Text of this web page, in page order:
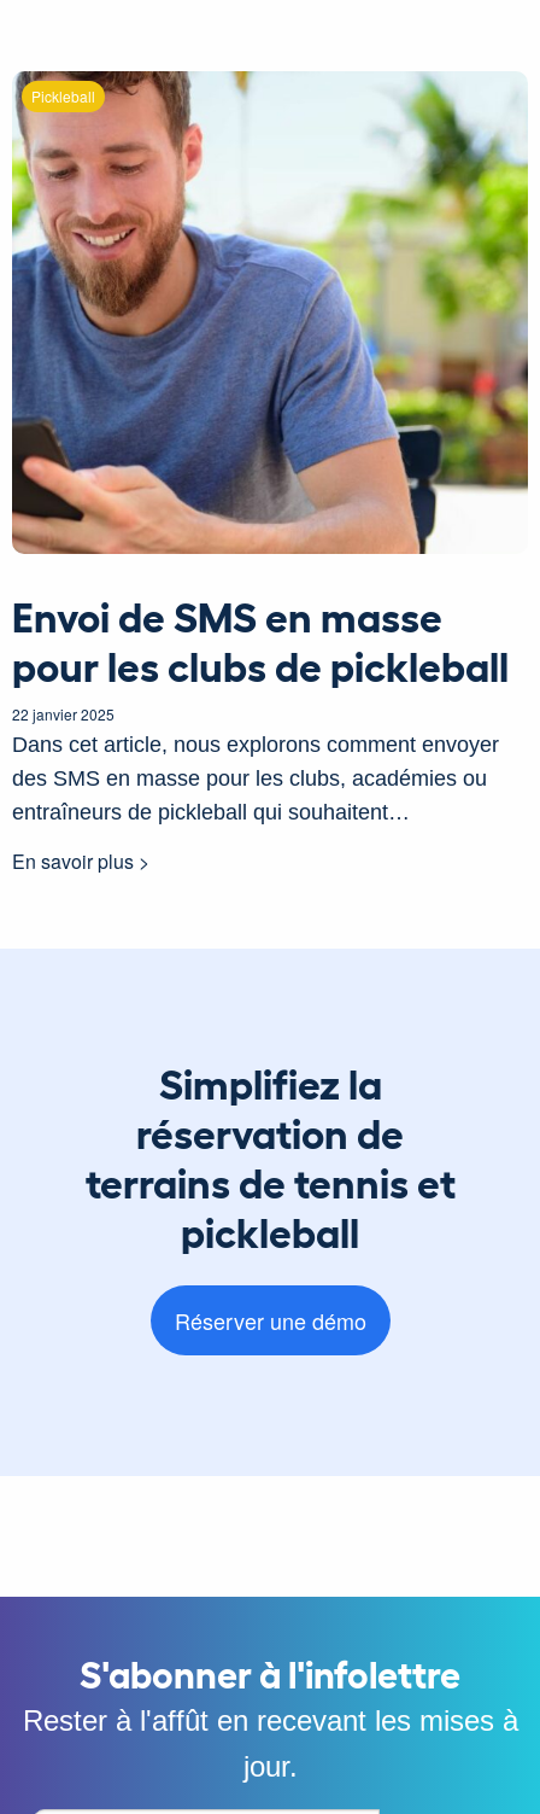
Pickleball
Envoi de SMS en masse
pour les clubs de pickleball
22 janvier 2025
Dans cet article, nous explorons comment envoyer
des SMS en masse pour les clubs, académies ou
entraîneurs de pickleball qui souhaitent…
En savoir plus >
Simplifiez la
réservation de
terrains de tennis et
pickleball
Réserver une démo
S'abonner à l'infolettre
Rester à l'affût en recevant les mises à
jour.